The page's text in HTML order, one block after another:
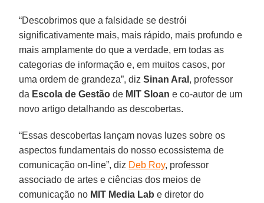
“Descobrimos que a falsidade se destrói
significativamente mais, mais rápido, mais profundo e
mais amplamente do que a verdade, em todas as
categorias de informação e, em muitos casos, por
uma ordem de grandeza”, dizSinan Aral , professor
da Escola de Gestão de MIT Sloan e co-autor de um
novo artigo detalhando as descobertas.
“Essas descobertas lançam novas luzes sobre os
aspectos fundamentais do nosso ecossistema de
comunicação on-line”, diz Deb Roy, professor
associado de artes e ciências dos meios de
comunicação no MIT Media Lab e diretor do